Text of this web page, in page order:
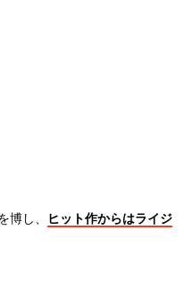
博し、
ヒット作からはライジ